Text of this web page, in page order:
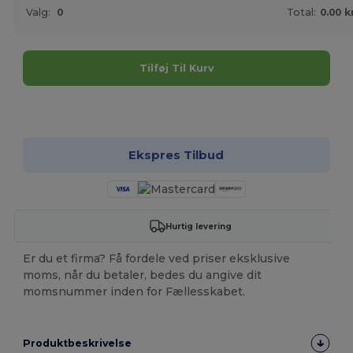
Valg: 0 Total: 0.00
Tilføj Til Kurv
Ekspres Tilbud
Hurtig levering
Er du et firma? Få fordele ved priser eksklusive
moms, når du betaler, bedes du angive dit
momsnummer inden for Fællesskabet.
Produktbeskrivelse